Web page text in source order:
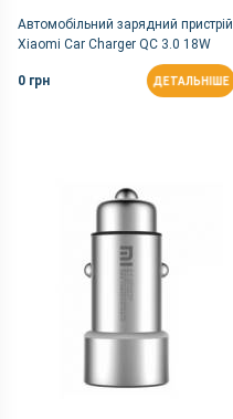
Автомобільний зарядний пристрій
Xiaomi Car Charger QC 3.0 18W
Silver (CC05ZM, GDS4104GL)
0 грн
ДЕТАЛЬНІШЕ